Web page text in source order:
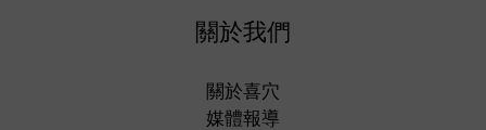
關於我們
關於喜穴
媒體報導